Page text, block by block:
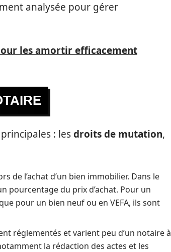
analysée pour gérer
les amortir efficacement
: lesdroits de mutation,
de l’achat d’un bien immobilier. Dans le
pourcentage du prix d’achat. Pour un
pour un bien neuf ou en VEFA, ils sont
réglementés et varient peu d’un notaire à
la rédaction des actes et les